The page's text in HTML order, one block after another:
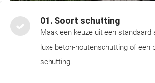
01. Soort schutting
Maak een keuze uit een standaard
luxe beton-houtenschutting of een
schutting.